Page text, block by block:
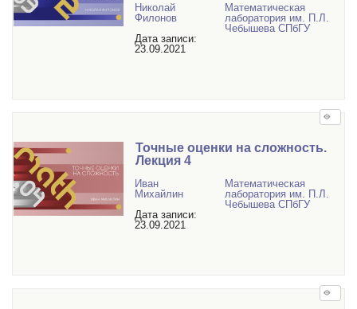
Николай
Филонов
Дата записи:
23.09.2021
Математичеcкая
лаборатория им. П.Л.
Чебышева СПбГУ
Точные оценки на сложность.
Лекция 4
Иван
Михайлин
Дата записи:
23.09.2021
Математичеcкая
лаборатория им. П.Л.
Чебышева СПбГУ